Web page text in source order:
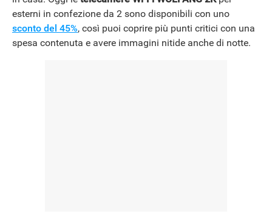
NEWS
esterni in confezione da 2 sono disponibili con uno
sconto del 45%, così puoi coprire più punti critici con una
spesa contenuta e avere immagini nitide anche di notte.